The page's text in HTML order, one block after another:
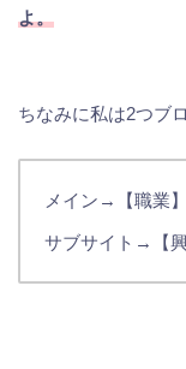
よ。
ちなみに私は2つブ
メイン→【職業
サブサイト→【興